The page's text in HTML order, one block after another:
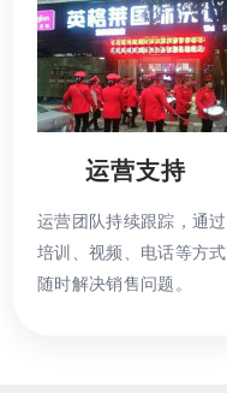
运营支持
运营团队持续跟踪，通过
培训、视频、电话等方式
随时解决销售问题。